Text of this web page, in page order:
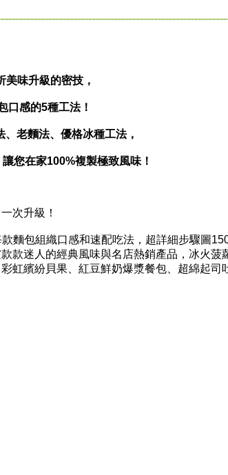
美味升級的密技，
口感的5種工法！
老麵法、優格冰種工法，
您在家100%複製極致風味！
次升級！
包組織口感和速配吃法，超詳細步驟圖
款迷人的經典風味與名店熱銷產品，冰火菠
虹繽紛貝果、紅豆鮮奶爆漿餐包、超綿起司